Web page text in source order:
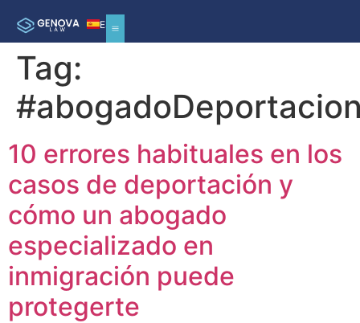
ES
Tag:
10 errores habituales en los
casos de deportación y
cómo un abogado
especializado en
inmigración puede
protegerte